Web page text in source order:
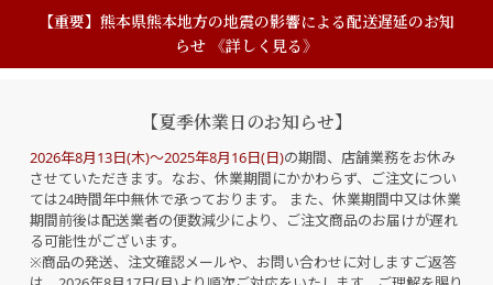
【重要】熊本県熊本地方の地震の影響による配送遅延のお知
らせ 《詳しく見る》
【夏季休業日のお知らせ】
2026年8月13日(木)～2025年8月16日(日)の期間、店舗業務をお休み
させていただきます。なお、休業期間にかかわらず、ご注文につい
ては24時間年中無休で承っております。 また、休業期間中又は休業
期間前後は配送業者の便数減少により、ご注文商品のお届けが遅れ
る可能性がございます。
※商品の発送、注文確認メールや、お問い合わせに対しますご返答